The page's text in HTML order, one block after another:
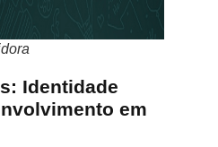
Identidade
em